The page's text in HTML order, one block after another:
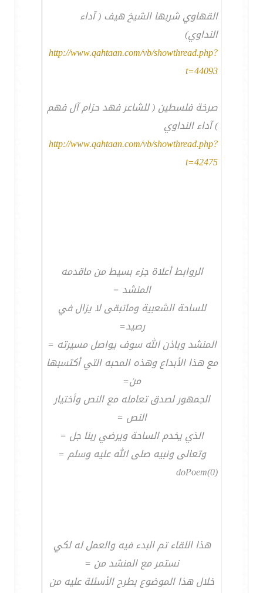
القهاوي شربها الشيخ هيف ( آداء
النداوي)
http://www.qahtaan.com/vb/showthread.php?
t=44093
صرخة فلسطين ( للشاعر فهد حزام آل فهم
) آداء النداوي
http://www.qahtaan.com/vb/showthread.php?
t=42475
الروابط أعلاة جزء بسيط من ماقدمه
المنشد =
للساحة الشعبية وماتبقى لا يزال في
رصيد=
المنشد وباذن الله سوف يواصل مسيرته =
مع هذا الأبداع وهذه المحبه التي أكتسبها
من=
الجمهور لصدق تعامله مع النص وأختيار
النص =
الذي يخدم الساحة ويرضي ربنا جل =
وتعالى ونبيه صلى الله عليه وسلم =
doPoem(0)
هذا اللقاء تم البدء فيه والعمل له لكي
نستمر مع المنشد من =
خلال هذا الموضوع بطرح الأسئلة عليه من